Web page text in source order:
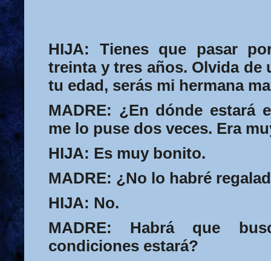
HIJA: Tienes que pasar
treinta y tres años. Olvida de
tu edad, serás mi hermana
MADRE: ¿En dónde estará
me lo puse dos veces. Era
HIJA: Es muy bonito.
MADRE: ¿No lo habré
HIJA: No.
MADRE: Habrá que
condiciones estará?